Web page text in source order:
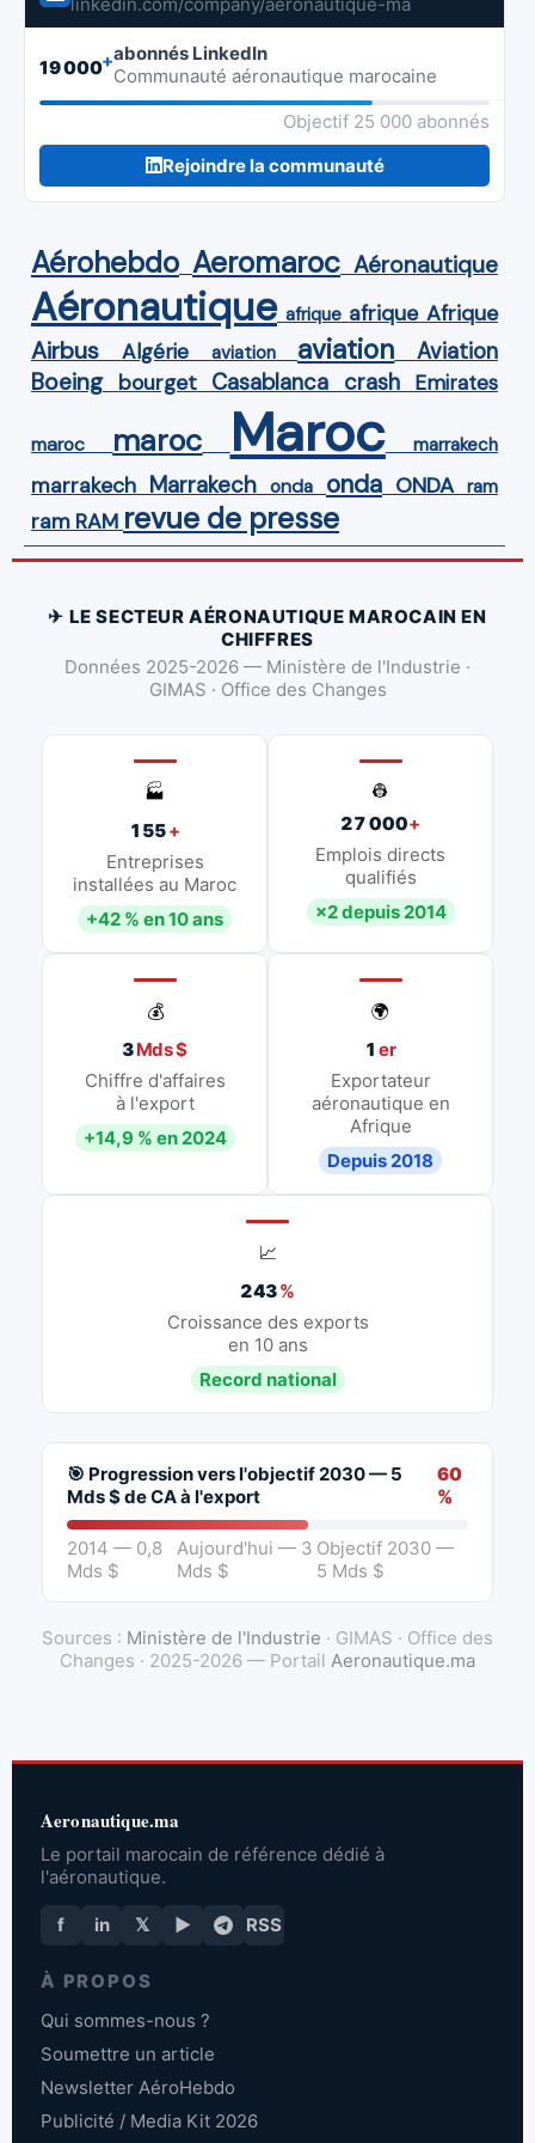
19 000+abonnés LinkedIn
Communauté aéronautique marocaine
Objectif 25 000 abonnés
Rejoindre la communauté
Aérohebdo Aeromaroc Aéronautique
Aéronautique afrique afrique Afrique
Airbus Algérie aviation aviation Aviation
Boeing bourget Casablanca crash Emirates
maroc maroc Maroc marrakech
marrakech Marrakech onda onda ONDA ram
ram RAM revue de presse
✈ LE SECTEUR AÉRONAUTIQUE MAROCAIN EN
CHIFFRES
Données 2025-2026 — Ministère de l'Industrie ·
GIMAS · Office des Changes
🏭
155+
Entreprises
installées au Maroc
+42 % en 10 ans
👷
27 000+
Emplois directs
qualifiés
×2 depuis 2014
💰
3Mds $
Chiffre d'affaires
à l'export
+14,9 % en 2024
🌍
1 er
Exportateur
aéronautique en
Afrique
Depuis 2018
📈
243%
Croissance des exports
en 10 ans
Record national
🎯 Progression vers l'objectif 2030 — 5
Mds $ de CA à l'export
60
%
2014 — 0,8
Mds $
Aujourd'hui — 3
Mds $
Objectif 2030 —
5 Mds $
Sources : Ministère de l'Industrie · GIMAS · Office des
Changes · 2025-2026 — Portail Aeronautique.ma
Aeronautique.ma
Le portail marocain de référence dédié à
l'aéronautique.
f in 𝕏 ▶ RSS
À PROPOS
Qui sommes-nous ?
Soumettre un article
Newsletter AéroHebdo
Publicité / Media Kit 2026